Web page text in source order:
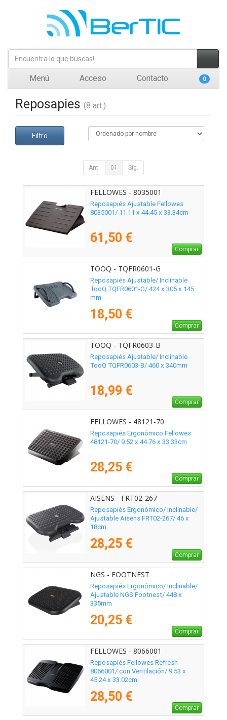
Menú Acceso Contacto 0
Reposapies (8 art.)
Filtro
Ant. 01 Sig.
FELLOWES - 8035001
Reposapiés Ajustable Fellowes
8035001/ 11.11 x 44.45 x 33.34cm
61,50 €
Comprar
TOOQ - TQFR0601-G
Reposapiés Ajustable/ Inclinable
TooQ TQFR0601-G/ 424 x 305 x 145
mm
18,50 €
Comprar
TOOQ - TQFR0603-B
Reposapiés Ajustable/ Inclinable
TooQ TQFR0603-B/ 460 x 340mm
18,99 €
Comprar
FELLOWES - 48121-70
Reposapiés Ergonómico Fellowes
48121-70/ 9.52 x 44.76 x 33.33cm
28,25 €
Comprar
AISENS - FRT02-267
Reposapiés Ergonómico/ Inclinable/
Ajustable Aisens FRT02-267/ 46 x
18cm
28,25 €
Comprar
NGS - FOOTNEST
Reposapiés Ergonómico/ Inclinable/
Ajustable NGS Footnest/ 448 x
335mm
20,25 €
Comprar
FELLOWES - 8066001
Reposapiés Fellowes Refresh
8066001/ con Ventilación/ 9.53 x
45.24 x 33.02cm
28,50 €
Comprar